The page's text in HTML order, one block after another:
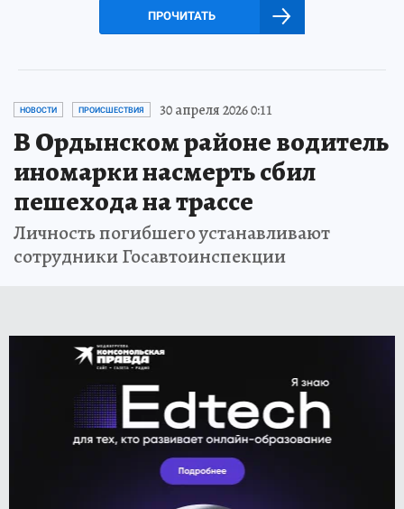
ПРОЧИТАТЬ
НОВОСТИ ПРОИСШЕСТВИЯ 30 апреля 2026 0:11
В Ордынском районе водитель
иномарки насмерть сбил
пешехода на трассе
Личность погибшего устанавливают
сотрудники Госавтоинспекции